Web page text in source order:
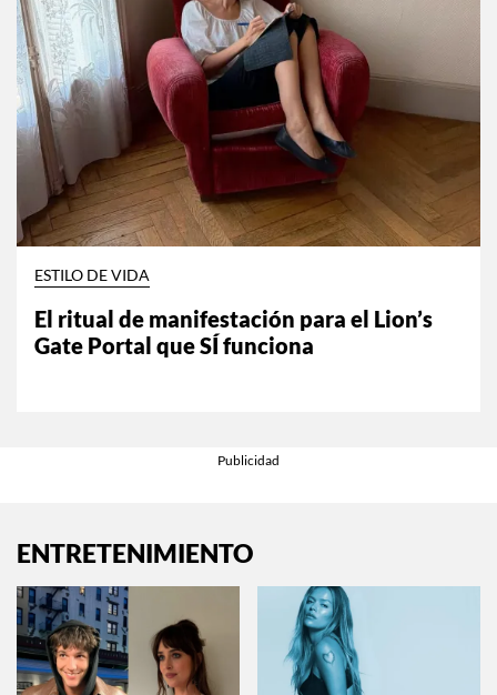
ESTILO DE VIDA
El ritual de manifestación para el Lion’s
Gate Portal que SÍ funciona
ENTRETENIMIENTO